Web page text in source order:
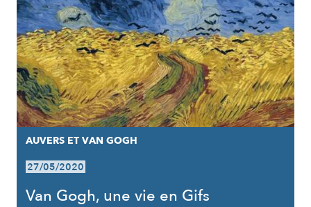
AUVERS ET VAN GOGH
27/05/2020
Van Gogh, une vie en Gifs